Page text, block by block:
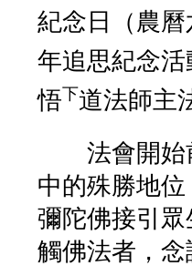
紀念日（農
年追思紀念
悟下道法師主
法會開始
中的殊勝地
彌陀佛接引
觸佛法者，